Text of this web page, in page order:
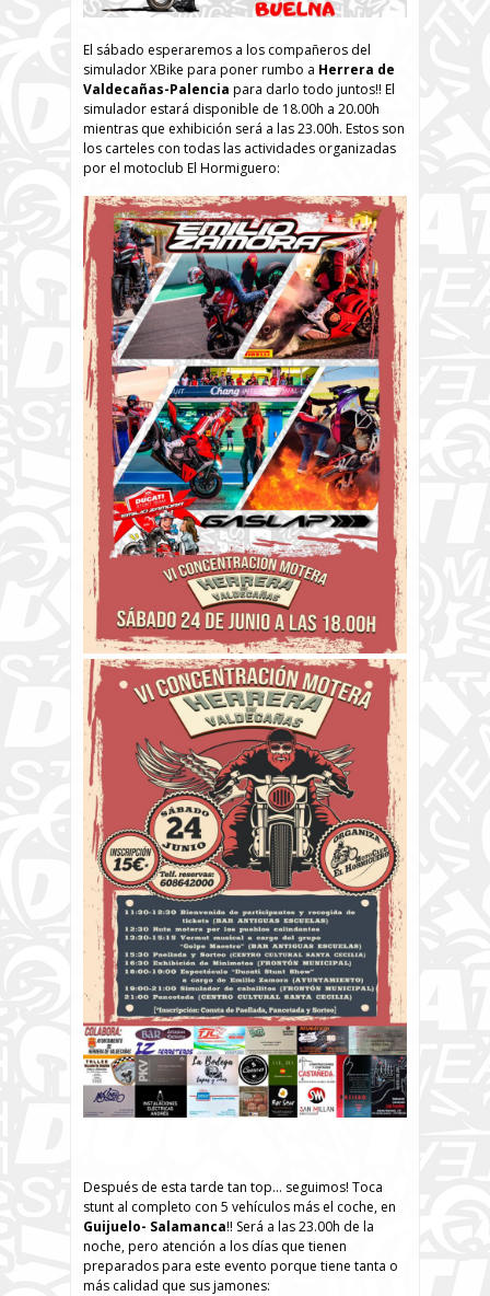
El sábado esperaremos a los compañeros del
simulador XBike para poner rumbo a Herrera de
Valdecañas-Palencia para darlo todo juntos!! El
simulador estará disponible de 18.00h a 20.00h
mientras que exhibición será a las 23.00h. Estos son
los carteles con todas las actividades organizadas
por el motoclub El Hormiguero:
Después de esta tarde tan top… seguimos! Toca
stunt al completo con 5 vehículos más el coche, en
Guijuelo- Salamanca!! Será a las 23.00h de la
noche, pero atención a los días que tienen
preparados para este evento porque tiene tanta o
más calidad que sus jamones: